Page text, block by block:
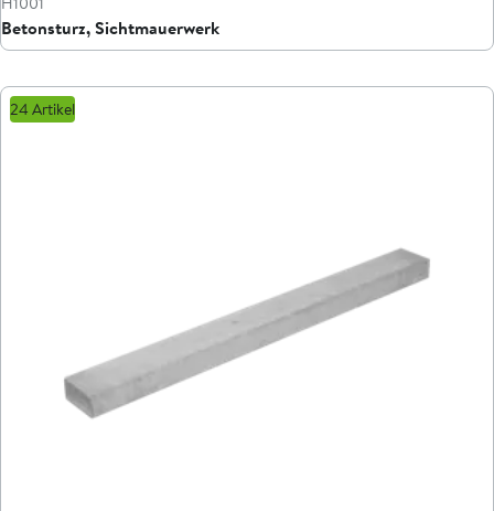
Betonsturz, Sichtmauerwerk
24 Artikel